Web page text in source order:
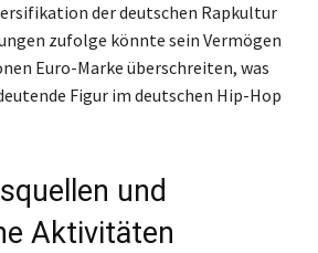
der deutschen Rapkultur
zufolge könnte sein Vermögen
Euro-Marke überschreiten, was
Figur im deutschen Hip-Hop
und
Aktivitäten